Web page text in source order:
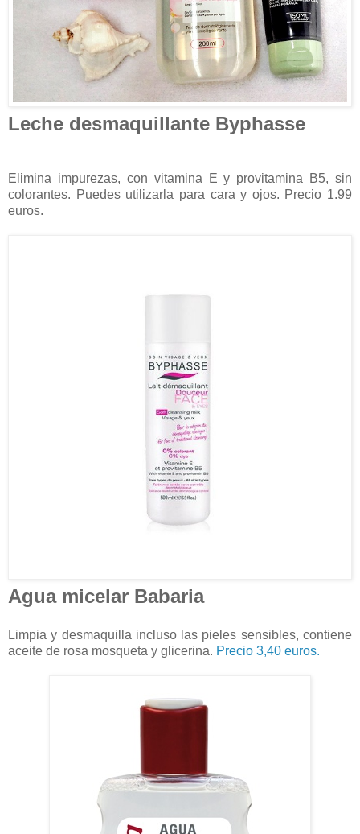
Leche desmaquillante Byphasse
Elimina impurezas, con vitamina E y provitamina B5, sin
colorantes. Puedes utilizarla para cara y ojos. Precio 1.99
euros.
Agua micelar Babaria
Limpia y desmaquilla incluso las pieles sensibles, contiene
aceite de rosa mosqueta y glicerina. Precio 3,40 euros.